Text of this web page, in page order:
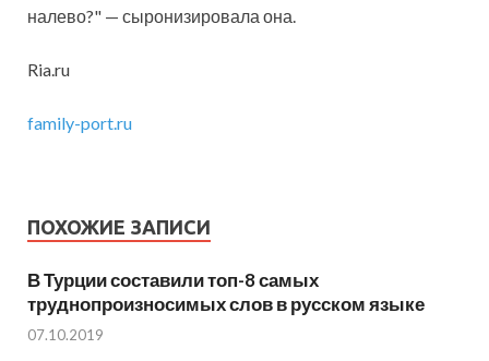
налево?" — сыронизировала она.
Ria.ru
family-port.ru
ПОХОЖИЕ ЗАПИСИ
В Турции составили топ-8 самых
труднопроизносимых слов в русском языке
07.10.2019